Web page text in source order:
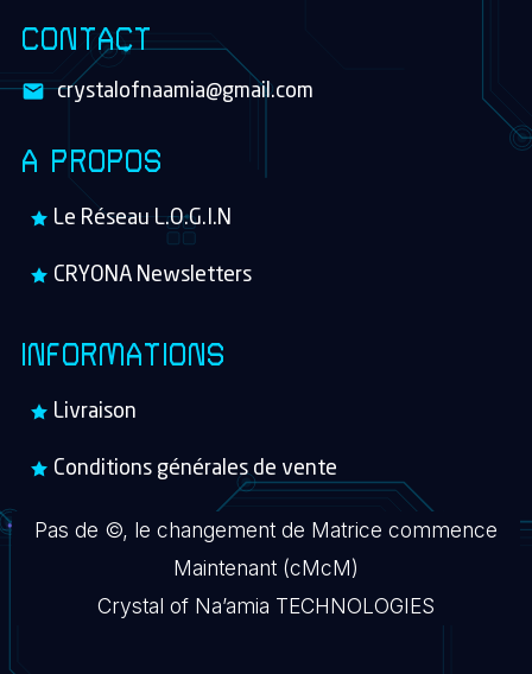
CONTACT
crystalofnaamia@gmail.com
A PROPOS
Le Réseau L.O.G.I.N
CRYONA Newsletters
INFORMATIONS
Livraison
Conditions générales de vente
Pas de ©, le changement de Matrice commence
Maintenant (cMcM)
Crystal of Na’amia TECHNOLOGIES